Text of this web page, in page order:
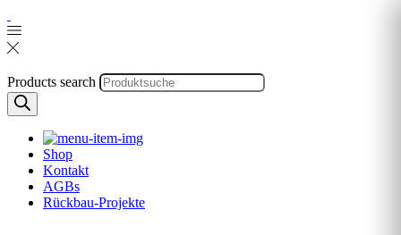
Products search
Shop
Kontakt
AGBs
Rückbau-Projekte